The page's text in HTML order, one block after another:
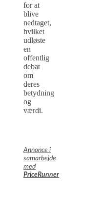
for at
blive
nedtaget,
hvilket
udløste
en
offentlig
debat
om
deres
betydning
og
værdi.
Annonce i
samarbejde
med
PriceRunner